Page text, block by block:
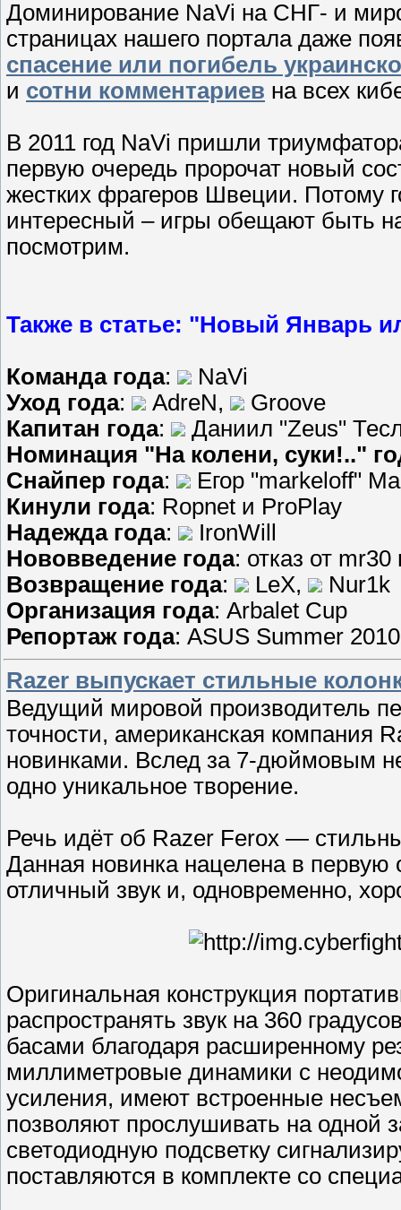
Доминирование NaVi на СНГ- и
страницах нашего портала даже
спасение или погибель
и сотни комментариев на всех
В 2011 год NaVi пришли
первую очередь пророчат новый
жестких фрагеров Швеции. Потому
интересный – игры обещают быть
посмотрим.
Также в статье: "Новый Январь
Команда года:
NaVi
Уход года: AdreN,
Groove
Капитан года:
Даниил "Zeus"
Номинация "На колени, суки!.."
Снайпер года:
Егор "markeloff"
Кинули года: Ropnet и ProPlay
Надежда года:
IronWill
Нововведение года: отказ от
Возвращение года: LeX,
Nur1k
Организация года: Arbalet Cup
Репортаж года: ASUS Summer 2010
Razer выпускает стильные
Ведущий мировой производитель
точности, американская компания
новинками. Вслед за 7-дюймовым
одно уникальное творение.
Речь идёт об Razer Ferox —
Данная новинка нацелена в
отличный звук и, одновременно,
Оригинальная конструкция
распространять звук на 360
басами благодаря расширенному
миллиметровые динамики с
усиления, имеют встроенные
позволяют прослушивать на одной
светодиодную подсветку
поставляются в комплекте со